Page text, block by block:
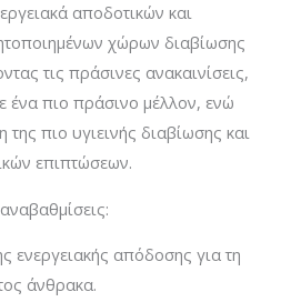
αποδοτικών και
χώρων διαβίωσης
τις πράσινες ανακαινίσεις,
ένα πιο πράσινο μέλλον, ενώ
πιο υγιεινής διαβίωσης και
επιπτώσεων.
ενεργειακής απόδοσης για τη
άνθρακα.